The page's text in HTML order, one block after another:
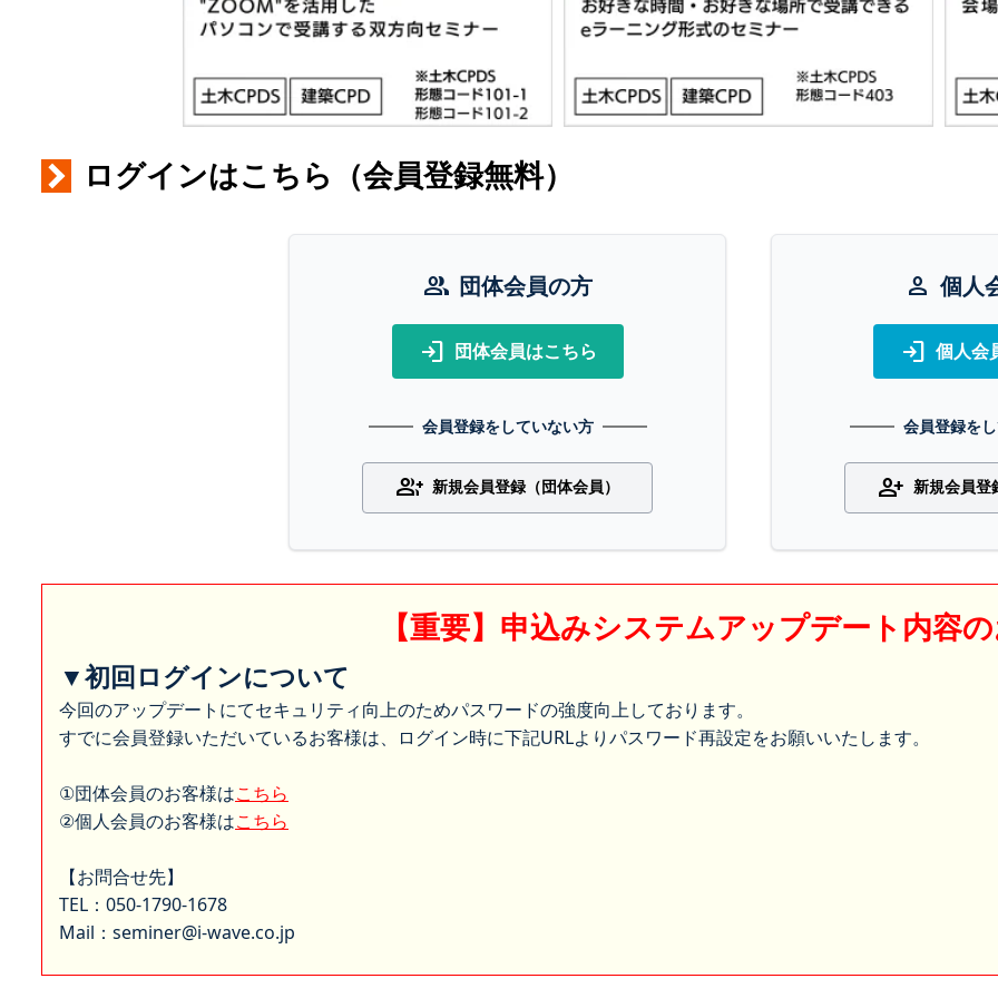
ログインはこちら（会員登録無料）
group 団体会員の方
login 団体会員はこちら
会員登録をしていない方
group_add 新規会員登録（団体会員）
person 個人
login 個人会
会員登録を
person_add 新規会員登
【重要】申込みシステムアップデート内容
▼初回ログインについて
今回のアップデートにてセキュリティ向上のためパスワードの強度向上しております。
すでに会員登録いただいているお客様は、ログイン時に下記URLよりパスワード再設定をお願いいたします。
①団体会員のお客様はこちら
②個人会員のお客様はこちら
【お問合せ先】
TEL：050-1790-1678
Mail：seminer@i-wave.co.jp